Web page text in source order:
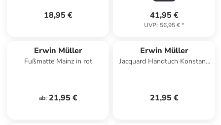
18,95 € 41,95 €
UVP: 56,95 €*
Erwin Müller
Fußmatte Mainz in rot
ab: 21,95 €
Erwin Müller
Jacquard Handtuch Konstanz
21,95 €